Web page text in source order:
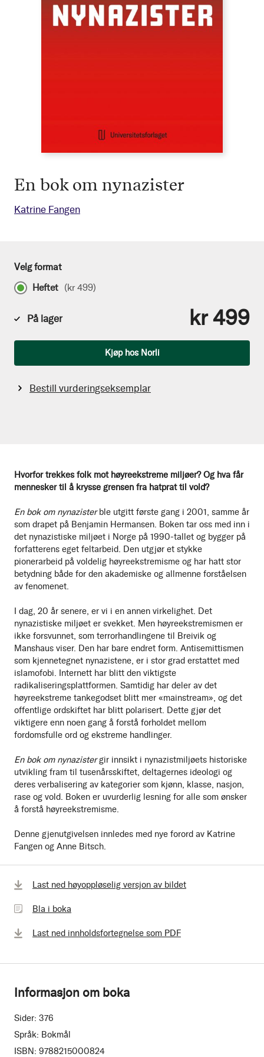
En bok om nynazister
Katrine Fangen
Hvorfor trekkes folk mot høyreekstreme miljøer? Og hva får
mennesker til å krysse grensen fra hatprat til vold?
En bok om nynazisterble utgitt første gang i 2001, samme år
som drapet på Benjamin Hermansen. Boken tar oss med inn i
det nynazistiske miljøet i Norge på 1990-tallet og bygger på
forfatterens eget feltarbeid. Den utgjør et stykke
pionerarbeid på voldelig høyreekstremisme og har hatt stor
betydning både for den akademiske og allmenne forståelsen
av fenomenet.
I dag, 20 år senere, er vi i en annen virkelighet. Det
nynazistiske miljøet er svekket. Men høyreekstremismen er
ikke forsvunnet, som terrorhandlingene til Breivik og
Manshaus viser. Den har bare endret form. Antisemittismen
som kjennetegnet nynazistene, er i stor grad erstattet med
islamofobi. Internett har blitt den viktigste
radikaliseringsplattformen. Samtidig har deler av det
høyreekstreme tankegodset blitt mer «mainstream», og det
offentlige ordskiftet har blitt polarisert. Dette gjør det
viktigere enn noen gang å forstå forholdet mellom
fordomsfulle ord og ekstreme handlinger.
En bok om nynazistergir innsikt i nynazistmiljøets historiske
utvikling fram til tusenårsskiftet, deltagernes ideologi og
deres verbalisering av kategorier som kjønn, klasse, nasjon,
rase og vold. Boken er uvurderlig lesning for alle som ønsker
å forstå høyreekstremisme.
Denne gjenutgivelsen innledes med nye forord av Katrine
Fangen og Anne Bitsch.
Velg format
Heftet (kr 499)
På lager kr 499
Kjøp hos Norli
Bestill vurderingseksemplar
Last ned høyoppløselig versjon av bildet
Bla
bokaBla i boka
Last ned innholdsfortegnelse som PDF
Informasjon om boka
Sider: 376
Språk: Bokmål
ISBN: 9788215000824